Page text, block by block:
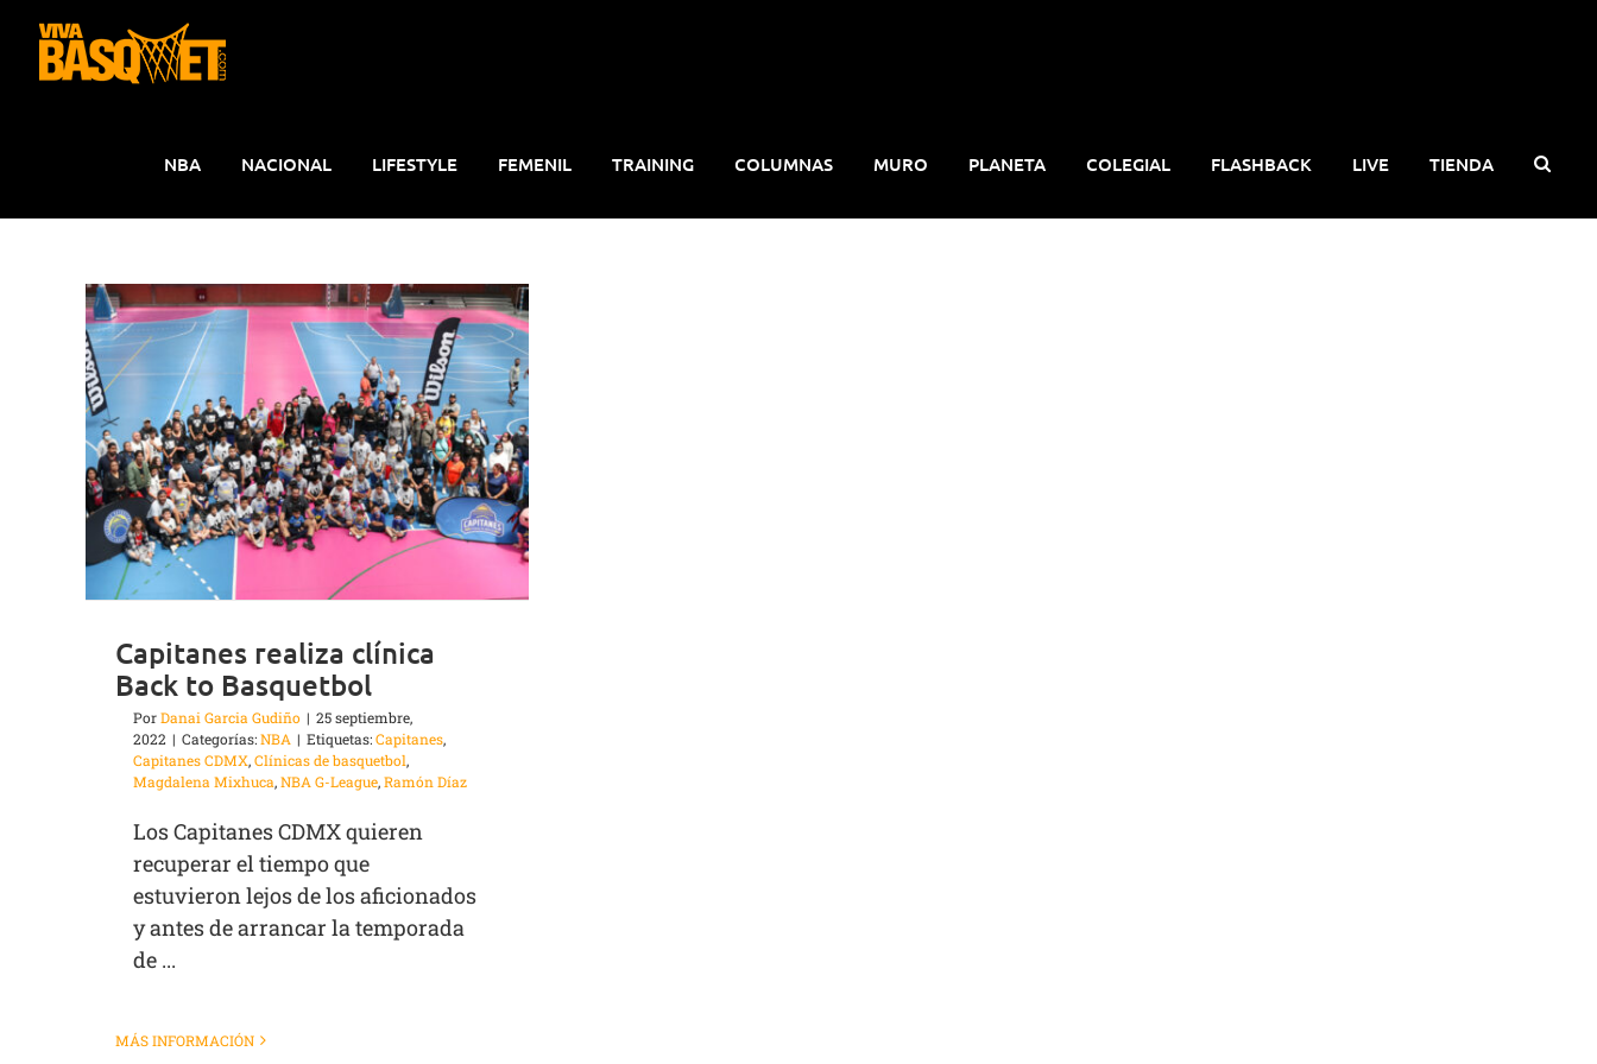
contenido
NBA NACIONAL LIFESTYLE FEMENIL TRAINING COLUMNAS MURO PLANETA COLEGIAL FLASHBACK LIVE TIENDA
Capitanes realiza clínica
Back to Basquetbol
PorDanai Garcia Gudiño | 25 septiembre,
2022 | Categorías:NBA | Etiquetas:Capitanes,
Capitanes CDMX,Clínicas de basquetbol,
Magdalena Mixhuca,NBA G-League,Ramón Díaz
Los Capitanes CDMX quieren
recuperar el tiempo que
estuvieron lejos de los aficionados
y antes de arrancar la temporada
de ...
MÁS INFORMACIÓN